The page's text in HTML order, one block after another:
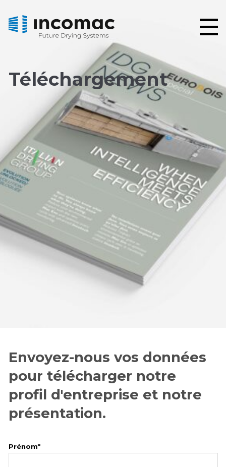
Téléchargement
Envoyez-nous vos données
pour télécharger notre
profil d'entreprise et notre
présentation.
Prénom*